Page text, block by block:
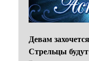
Девам
Стрельцы